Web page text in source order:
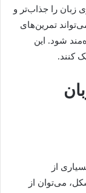
زبان را جذاب‌تر و
تمرین‌های
شود. این
کنند.
از
می‌توان از